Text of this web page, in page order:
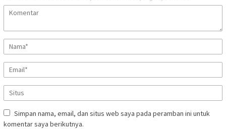
Simpan nama, email, dan situs web saya pada peramban ini untuk
komentar saya berikutnya.